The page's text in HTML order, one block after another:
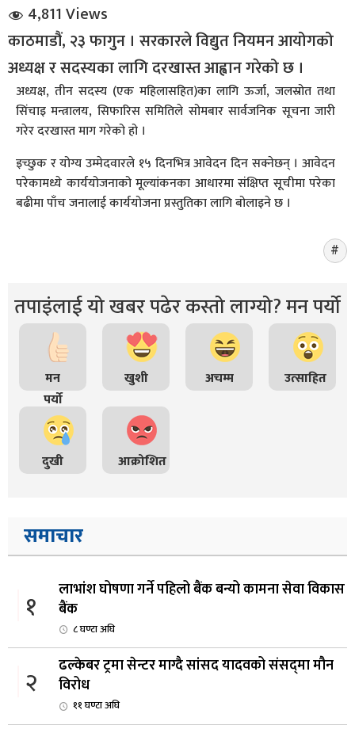
संवाद
4,811 Views
काठमाडौं, २३ फागुन । सरकारले विद्युत नियमन आयोगको
अध्यक्ष र सदस्यका लागि दरखास्त आह्वान गरेको छ ।
अध्यक्ष, तीन सदस्य (एक महिलासहित)का लागि ऊर्जा, जलस्रोत तथा
सिंचाइ मन्त्रालय, सिफारिस समितिले सोमबार सार्वजनिक सूचना जारी
गरेर दरखास्त माग गरेको हो ।
इच्छुक र योग्य उम्मेदवारले १५ दिनभित्र आवेदन दिन सक्नेछन् । आवेदन
परेकामध्ये कार्ययोजनाको मूल्यांकनका आधारमा संक्षिप्त सूचीमा परेका
बढीमा पाँच जनालाई कार्ययोजना प्रस्तुतिका लागि बोलाइने छ ।
तपाइंलाई यो खबर पढेर कस्तो लाग्यो? मन पर्यो
मन
पर्यो
खुशी अचम्म उत्साहित
दुखी आक्रोशित
समाचार
१
लाभांश घोषणा गर्ने पहिलो बैंक बन्यो कामना सेवा विकास
बैंक
८ घण्टा अघि
२
ढल्केबर ट्रमा सेन्टर माग्दै सांसद यादवको संसद्‌मा मौन
विरोध
११ घण्टा अघि